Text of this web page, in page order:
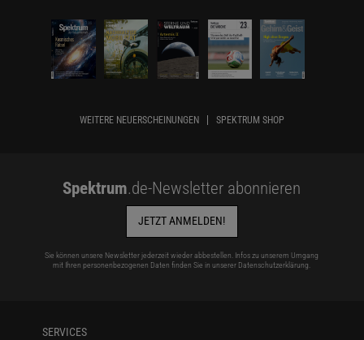
WEITERE NEUERSCHEINUNGEN SPEKTRUM SHOP
Spektrum.de-Newsletter abonnieren
JETZT ANMELDEN!
Sie können unsere Newsletter jederzeit wieder abbestellen. Infos zu unserem Umgang
mit Ihren personenbezogenen Daten finden Sie in unserer Datenschutzerklärung.
SERVICES